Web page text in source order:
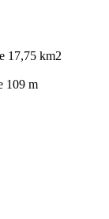
17,75 km2
109 m